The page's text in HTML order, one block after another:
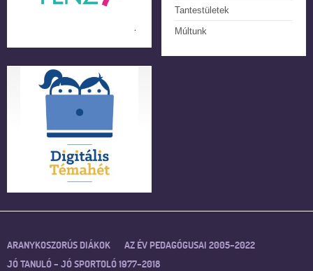
Tantestületek
Múltunk
ARANYKOSZORÚS DIÁKOK
AZ ÉV PEDAGÓGUSAI 2005–2022
JÓ TANULÓ – JÓ SPORTOLÓ 1977–2018